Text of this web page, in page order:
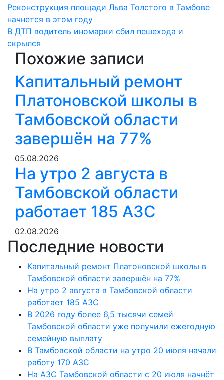
Навигация
по
записям
Реконструкция площади Льва Толстого в Тамбове
начнется в этом году
В ДТП водитель иномарки сбил пешехода и
скрылся
Похожие записи
Капитальный ремонт
Платоновской школы в
Тамбовской области
завершён на 77%
05.08.2026
На утро 2 августа в
Тамбовской области
работает 185 АЗС
02.08.2026
Последние новости
Капитальный ремонт Платоновской школы в
Тамбовской области завершён на 77%
На утро 2 августа в Тамбовской области
работает 185 АЗС
В 2026 году более 6,5 тысячи семей
Тамбовской области уже получили ежегодную
семейную выплату
В Тамбовской области на утро 20 июля начали
работу 170 АЗС
На АЗС Тамбовской области с 20 июля начнёт